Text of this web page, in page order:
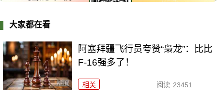
大家都在看
阿塞拜疆飞行员夸赞“枭龙”：比比
F-16强多了！
相关 阅读 23451